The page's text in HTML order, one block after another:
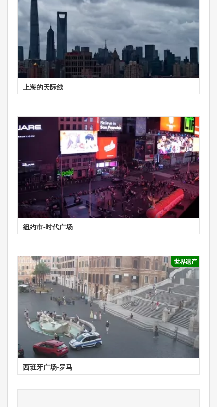
上海的天际线
纽约市-时代广场
世界遗产
西班牙广场-罗马